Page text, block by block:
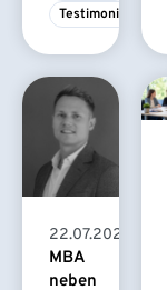
Testimonial
22.07.2026
MBA
neben